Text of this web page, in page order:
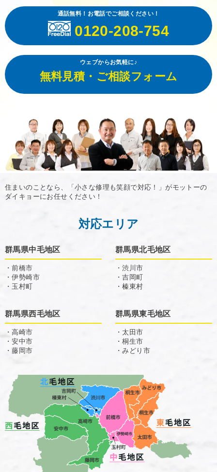
通話無料！お電話でご相談ください！
0120-208-754
ウェブからお気軽に♪
無料見積・ご相談フォーム
住まいのことなら、「小さな修理も笑顔で対応！」がモットーの
ダイキョーにお任せください！
対応エリア
群馬県中毛地区
・前橋市
・伊勢崎市
・玉村町
群馬県北毛地区
・渋川市
・吉岡町
・榛東村
群馬県西毛地区
・高崎市
・安中市
・藤岡市
群馬県東毛地区
・太田市
・桐生市
・みどり市